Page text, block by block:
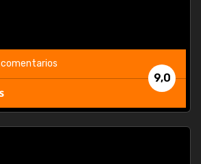
9,0
comentarios